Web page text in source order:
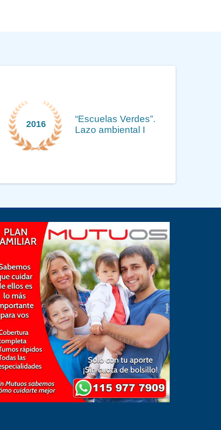
2016
“Escuelas Verdes”.
Lazo ambiental I